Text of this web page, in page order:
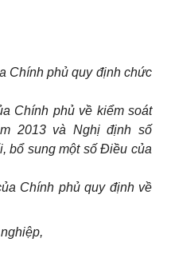
Chính phủ quy định chức
Chính phủ về kiểm soát
2013 và Nghị định số
bổ sung một số Điều của
Chính phủ quy định về